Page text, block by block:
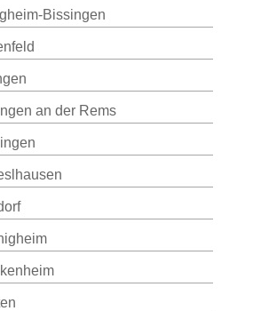
Bissingen
an der Rems